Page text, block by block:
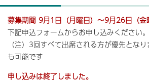
募集期間 9月1日（月曜日）～9月26日（金
下記申込フォームからお申し込みください。
（注）3回すべて出席される方が優先とな
も可能です
申し込みは終了しました。